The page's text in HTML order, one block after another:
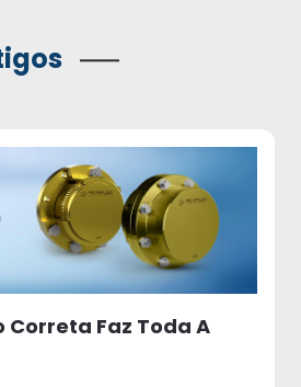
Faz Toda A